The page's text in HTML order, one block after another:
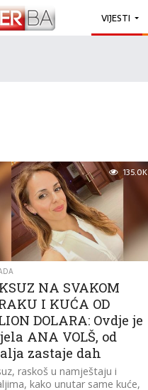
VIJESTI
135.0K
NA SVAKOM
I KUĆA OD
DOLARA: Ovdje je
ANA VOLŠ, od
zastaje dah
raskoš u namještaju i
kako unutar same kuće,